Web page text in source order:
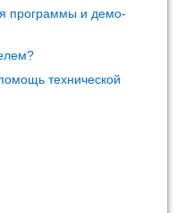
программы и демо-
технической